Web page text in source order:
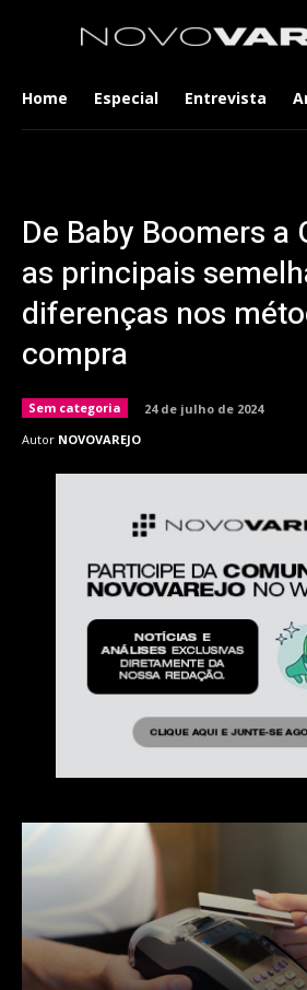
Home Especial Entrevista
De Baby Boomers a
as principais
diferenças nos
compra
Sem categoria
24 de julho de 2024
Autor NOVOVAREJO